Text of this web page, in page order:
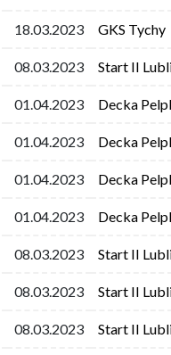
18.03.2023 GKS Tychy
08.03.2023 Start II
01.04.2023 Decka
01.04.2023 Decka
01.04.2023 Decka
01.04.2023 Decka
08.03.2023 Start II
08.03.2023 Start II
08.03.2023 Start II
18.03.2023 GKS Tychy
08.03.2023 Start II
01.04.2023 Decka
01.04.2023 Decka
01.04.2023 Decka
01.04.2023 Decka
08.03.2023 Start II
08.03.2023 Start II
08.03.2023 Start II